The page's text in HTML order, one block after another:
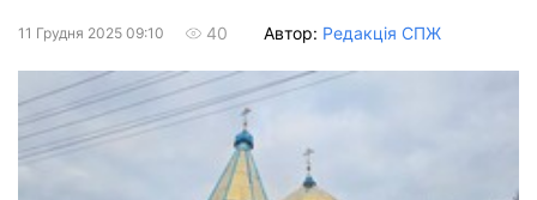
11 Грудня 2025 09:10 40 Автор: Редакція СПЖ